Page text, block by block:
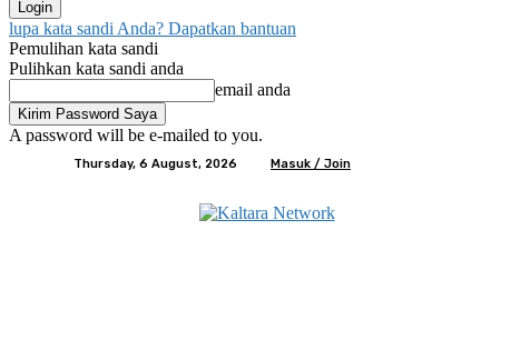
lupa kata sandi Anda? Dapatkan bantuan
Pemulihan kata sandi
Pulihkan kata sandi anda
email anda
A password will be e-mailed to you.
Thursday, 6 August, 2026 Masuk / Join